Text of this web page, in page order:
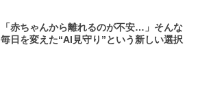
「赤ちゃんから離れるのが不安…」そんな
毎日を変えた“AI見守り”という新しい選択